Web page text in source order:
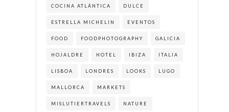
COCINA ATLÁNTICA DULCE
ESTRELLA MICHELIN EVENTOS
FOOD FOODPHOTOGRAPHY GALICIA
HOJALDRE HOTEL IBIZA ITALIA
LISBOA LONDRES LOOKS LUGO
MALLORCA MARKETS
MISLUTIERTRAVELS NATURE